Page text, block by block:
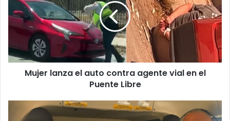
contra
agente
en
el
PuenteMujer lanza el auto contra agente vial en el
Puente Libre
citan